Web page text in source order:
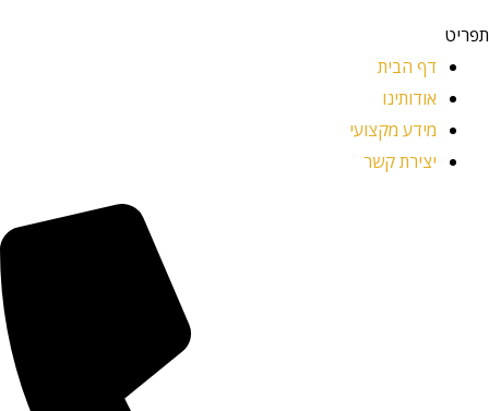
תפריט
דף הבית
אודותינו
מידע מקצועי
יצירת קשר